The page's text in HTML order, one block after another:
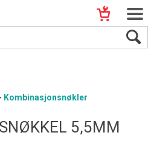
Kombinasjonsnøkler
5,5MM